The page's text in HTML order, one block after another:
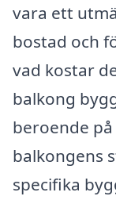
vara ett
bostad och
vad kostar
balkong
beroende
balkongens
specifika